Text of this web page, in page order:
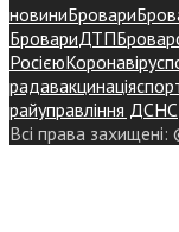
новиниБровари
БровариДТП
РосієюКоронавірус
радавакцинація
райуправління ДСНС
Всі права захищені: